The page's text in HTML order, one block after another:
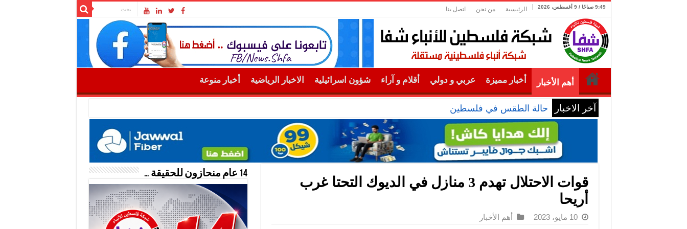
9:49 صباحًا / 9 أغسطس، 2026 الرئيسية من نحن اتصل بنا
أهم الأخبار أخبار مميزة عربي و دولي أقلام و آراء شؤون اسرائيلية الاخبار الرياضية أخبار منوعة
آخر الاخبار حالة الطقس في فلسطين
قوات الاحتلال تهدم 3 منازل في الديوك التحتا غرب
أريحا
10 مايو، 2023 أهم الأخبار
14 عام منحازون للحقيقة …